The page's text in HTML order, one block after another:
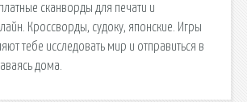
сканворды для печати и
Кроссворды, судоку, японские. Игры
тебе исследовать мир и отправиться в
дома.